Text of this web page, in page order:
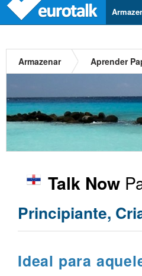
Armazenar Aprender
Talk Now
Principiante,
Ideal para